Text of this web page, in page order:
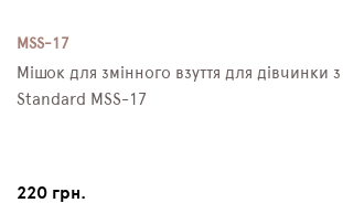
MSS-17
Мішок для змінного взуття для дівчинки
Standard MSS-17
220 грн.